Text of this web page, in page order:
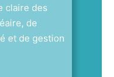
claire des
de
et de gestion